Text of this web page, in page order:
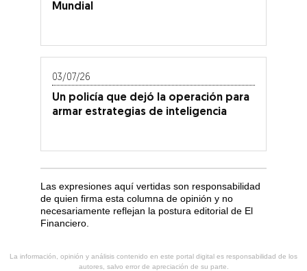
Mundial
03/07/26
Un policía que dejó la operación para
armar estrategias de inteligencia
Las expresiones aquí vertidas son responsabilidad
de quien firma esta columna de opinión y no
necesariamente reflejan la postura editorial de El
Financiero.
La información, opinión y análisis contenido en este portal digital es responsabilidad de los
autores, salvo error de apreciación de su parte.